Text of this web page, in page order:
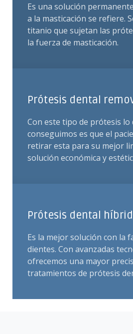
Es una solución
a la masticación se refiere.
titanio que sujetan las
la fuerza de masticación.
Prótesis dental
Con este tipo de prótesis lo
conseguimos es que el
retirar esta para su mejor
solución económica y
Prótesis dental
Es la mejor solución con la
dientes. Con avanzadas
ofrecemos una mayor
tratamientos de prótesis